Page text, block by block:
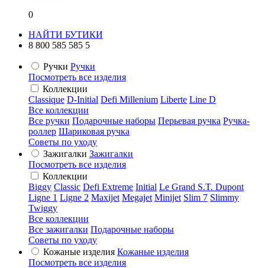
0
НАЙТИ БУТИКИ
8 800 585 585 5
Ручки Ручки
Посмотреть все изделия
Коллекции
Classique D-Initial Defi Millenium Liberte Line D
Все коллекции
Все ручки Подарочные наборы Перьевая ручка Ручка-
роллер Шариковая ручка
Советы по уходу
Зажигалки Зажигалки
Посмотреть все изделия
Коллекции
Biggy Classic Defi Extreme Initial Le Grand S.T. Dupont
Ligne 1 Ligne 2 Maxijet Megajet Minijet Slim 7 Slimmy
Twiggy
Все коллекции
Все зажигалки Подарочные наборы
Советы по уходу
Кожаные изделия Кожаные изделия
Посмотреть все изделия